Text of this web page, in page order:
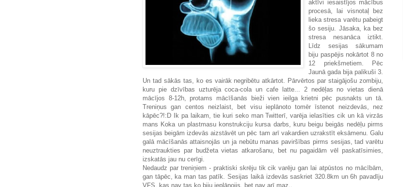
aktīvi iesaistījos mācībus
procesā, lai visnotaļ bez
lieka stresa varētu pabeigt
šo sesiju. Jāsaka, ka bez
stresa nesanāca iztikt.
Līdz sesijas sākumam
biju paspējis nokārtot 8 no
12 priekšmetiem. Pēc
Jaunā gada bija palikuši 3.
Un tad sākās tas, ko es vairāk negribētu atkārtot. Pārvērtos par staigājošu zombiju,
kuru pie dzīvības uzturēja coca-cola un cafe latte... 2 nedēļas no vietas dienā
mācījos 8-12h, protams mācīšanās bieži vien ieilga krietni pēc pusnakts un tā.
Treniņus gan centos neizlaist, bet visu ieplānoto tomēr īstenot neizdevās, nez
kāpēc?!:D Ik pa laikam, tie kuri seko man Twitterī, varēja ielasīties cik un kā virzās
mans Koka un plastmasu konstrukciju kursa darbs, kuru beigu beigās nedēļu pirms
sesijas beigām izdevās aizstāvēt un pēc tam arī vakardien uzrakstīt eksāmenu. Galu
galā mācīšanās attaisnojās un ja nebūtu manas paviršības pirms sesijas, tad varētu
neuztraukties par budžeta vietas atkarošanu, bet nu pagaidām vēl paskatīsimies,
izskatās jau nu cerīgi.
Nedaudz par treniņiem - praktiski skrēju tik cik varēju gan lai atpūstos no mācībām,
gan tāpēc, ka man tas patīk. Sesijas laikā izdevās saskriet 320.8km un 6h pavadīju
VFS, kas nav tas ko biju ieplānojis, bet nav arī maz..